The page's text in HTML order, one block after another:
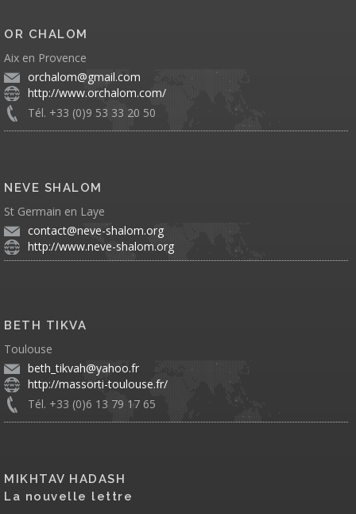
OR CHALOM
Aix en Provence
orchalom@gmail.com
http://www.orchalom.com/
Tél. +33 (0)9 53 33 20 50
NEVE SHALOM
St Germain en Laye
contact@neve-shalom.org
http://www.neve-shalom.org
BETH TIKVA
Toulouse
beth_tikvah@yahoo.fr
http://massorti-toulouse.fr/
Tél. +33 (0)6 13 79 17 65
MIKHTAV HADASH
La nouvelle lettre